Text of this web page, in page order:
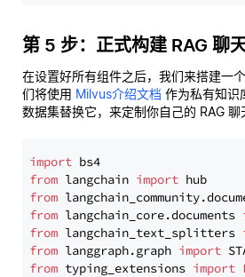
第 5 步：正式构建 RAG 聊
在设置好所有组件之后，我们来搭建一
们将使用 Milvus介绍文档 作为私有知识
数据集替换它，来定制你自己的 RAG 聊
import
from langchain import
from
from langchain_core.documents
from langchain_text_splitters
from langgraph.graph import
from typing_extensions import